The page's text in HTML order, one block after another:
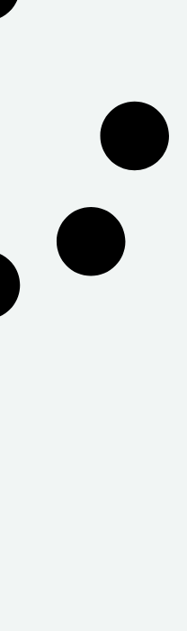
Funktion der
anzeigen
anonym. Diese
wie unsere
und Social-Media-
blockiert. Wenn
werden, bedarf
keiner manuellen